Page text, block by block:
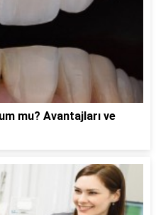
mu? Avantajları ve